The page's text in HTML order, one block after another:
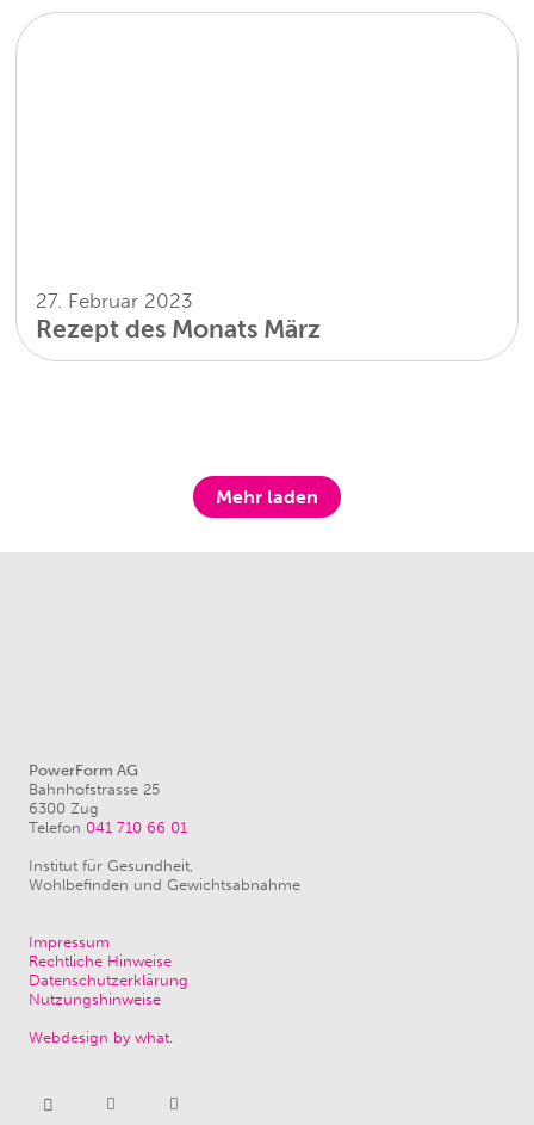
27. Februar 2023
Rezept des Monats März
Mehr laden
PowerForm AG
Bahnhofstrasse 25
6300 Zug
Telefon 041 710 66 01
Institut für Gesundheit,
Wohlbefinden und Gewichtsabnahme
Impressum
Rechtliche Hinweise
Datenschutzerklärung
Nutzungshinweise
Webdesign by what.